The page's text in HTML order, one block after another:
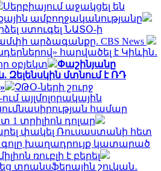
Սերբիայում աջակցել են
ամբողջականությանը
ստուգել ՆԱՏՕ-ի
արձագանքը. CBS News
հարվածել է Կիևին․
օբյեկտ
Փաշինյանը
Զելենսկին մտնում է ՌԴ
ՉԹՕ-ների շուրջ
այլմոլորակային
համար
1 տրիլիոն դոլար
փակել Ռուսաստանի հետ
գոլը խաղադրույք կատարած
ռուբլի է բերել
տրանսֆերային շուկան․